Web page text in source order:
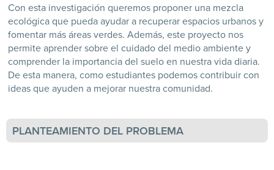
Con esta investigación queremos proponer una mezcla
ecológica que pueda ayudar a recuperar espacios urbanos y
fomentar más áreas verdes. Además, este proyecto nos
permite aprender sobre el cuidado del medio ambiente y
comprender la importancia del suelo en nuestra vida diaria.
De esta manera, como estudiantes podemos contribuir con
ideas que ayuden a mejorar nuestra comunidad.
PLANTEAMIENTO DEL PROBLEMA